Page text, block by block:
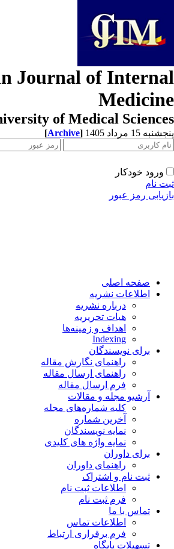
Journal of
of Medical
15 مرداد 1405 [Archive]
ورود خودکار
نام
رمز عبور
صفحه اصلی
اطلاعات نشریه
درباره نشریه
هیات تحریریه
اهداف و زمینه‌ها
Indexing
برای نویسندگان
راهنمای نگارش مقاله
راهنمای ارسال مقاله
فرم ارسال مقاله
آرشیو مجله و مقالات
کلیه شماره‌های مجله
آخرین شماره
نمایه نویسندگان
نمایه واژه های کلیدی
برای داوران
راهنمای داوران
ثبت نام و اشتراک
اطلاعات ثبت نام
فرم ثبت نام
تماس با ما
اطلاعات تماس
فرم برقراری ارتباط
تسهیلات پایگاه